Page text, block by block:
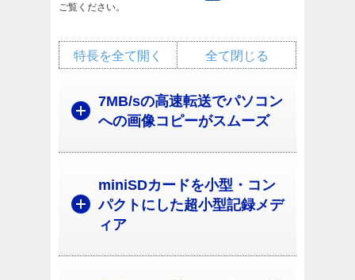
ご覧ください。
全て閉じる
特長を全て開く
7MB/sの高速転送でパソコン
への画像コピーがスムーズ
miniSDカードを小型・コン
パクトにした超小型記録メデ
ィア